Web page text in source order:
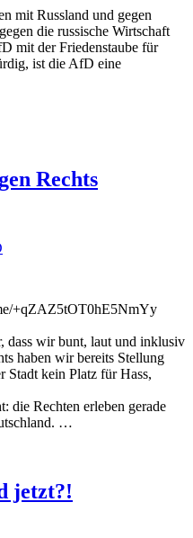
mit Russland und gegen
die russische Wirtschaft
mit der Friedenstaube für
ist die AfD eine
Rechts
+qZAZ5tOT0hE5NmYy
dass wir bunt, laut und inklusiv
haben wir bereits Stellung
Stadt kein Platz für Hass,
die Rechten erleben gerade
…
jetzt?!